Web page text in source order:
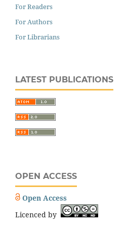
For Readers
For Authors
For Librarians
LATEST PUBLICATIONS
OPEN ACCESS
Open Access
Licenced by